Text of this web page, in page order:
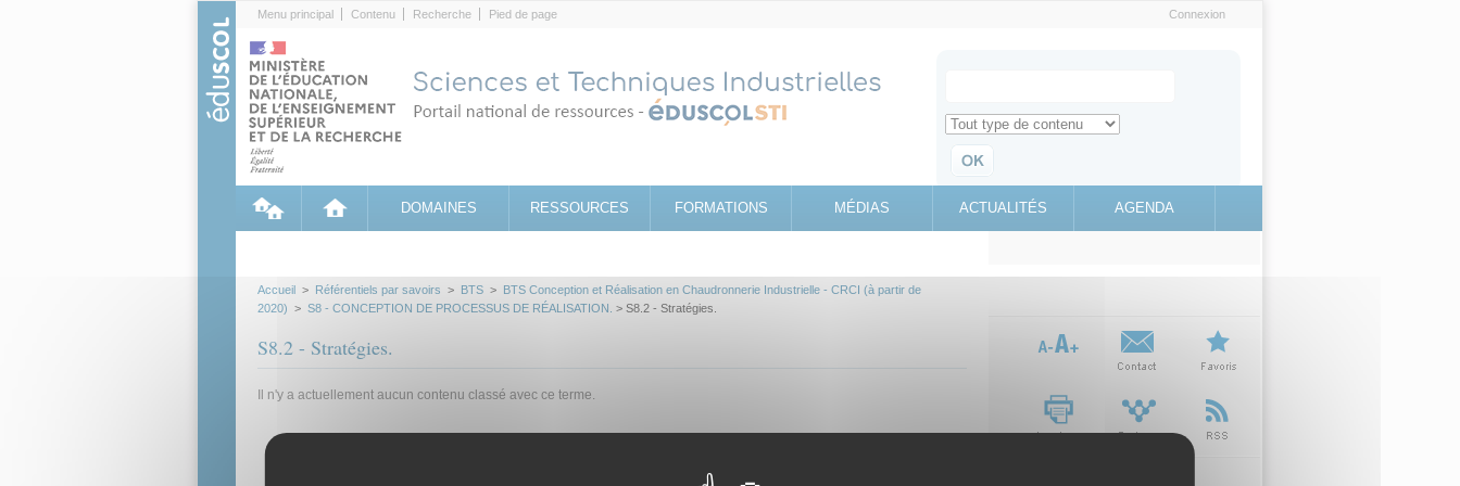
Menu principal Contenu Recherche Pied de page Connexion
Search for
Retrouvez toute l'information sur le site education.gouv.fr
DOMAINES RESSOURCES FORMATIONS MÉDIAS ACTUALITÉS AGENDA
Accueil > Référentiels par savoirs > BTS > BTS Conception et Réalisation en Chaudronnerie Industrielle - CRCI (à partir de
2020) > S8 - CONCEPTION DE PROCESSUS DE RÉALISATION. > S8.2 - Stratégies.
S8.2 - Stratégies.
Il n'y a actuellement aucun contenu classé avec ce terme.